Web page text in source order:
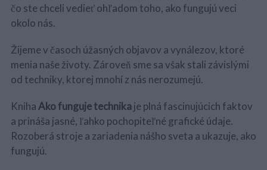
čo ste chceli vedieť ohľadom toho, ako fungujú veci
okolo nás.
Žijeme v časoch úžasných objavov a vynálezov, ktoré
menia naše životy. Zároveň sme sa však stali závislými
od techniky, ktorej mnohí z nás nerozumejú.
KnihaAko funguje technikaje plná fascinujúcich faktov
a prináša jasné, ľahko pochopiteľné grafické údaje.
Rozoberá stroje a zariadenia nášho sveta a ukazuje, ako
fungujú.